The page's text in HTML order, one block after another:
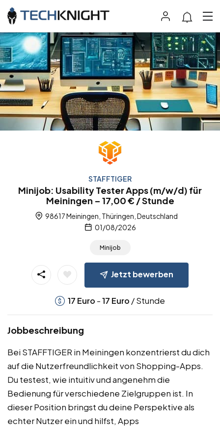
STAFFTIGER
Minijob: Usability Tester Apps (m/w/d) für
Meiningen – 17,00 € / Stunde
98617 Meiningen, Thüringen, Deutschland
01/08/2026
Minijob
Jetzt bewerben
17 Euro -17 Euro / Stunde
Jobbeschreibung
Bei STAFFTIGER in Meiningen konzentrierst du dich
auf die Nutzerfreundlichkeit von Shopping-Apps.
Du testest, wie intuitiv und angenehm die
Bedienung für verschiedene Zielgruppen ist. In
dieser Position bringst du deine Perspektive als
echter Nutzer ein und hilfst, Apps